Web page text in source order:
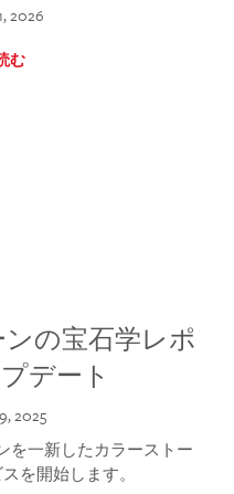
2026
む
の宝石学レポ
デート
2025
を一新したカラーストー
を開始します。